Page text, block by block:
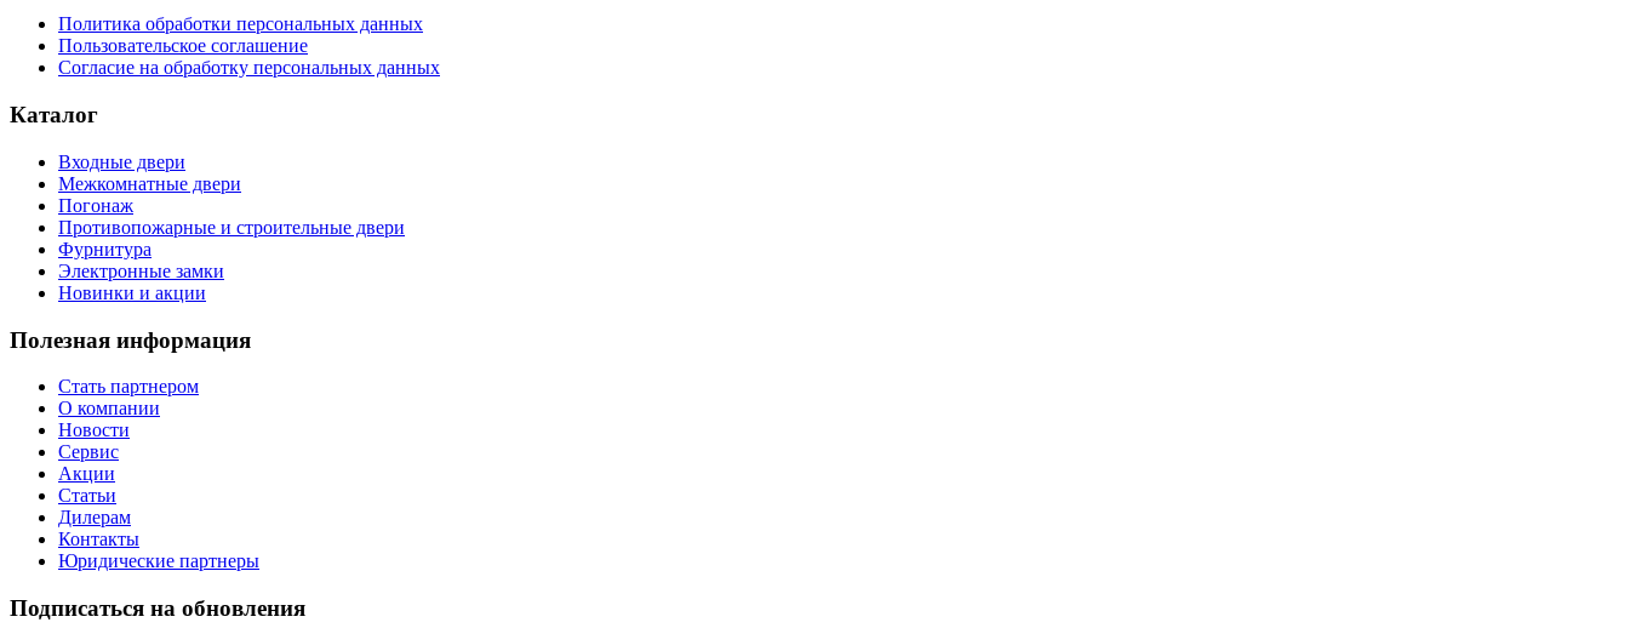
Политика обработки персональных данных
Пользовательское соглашение
Согласие на обработку персональных данных
Каталог
Входные двери
Межкомнатные двери
Погонаж
Противопожарные и строительные двери
Фурнитура
Электронные замки
Новинки и акции
Полезная информация
Стать партнером
О компании
Новости
Сервис
Акции
Статьи
Дилерам
Контакты
Юридические партнеры
Подписаться на обновления